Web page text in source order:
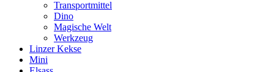
Transportmittel
Dino
Magische Welt
Werkzeug
Linzer Kekse
Mini